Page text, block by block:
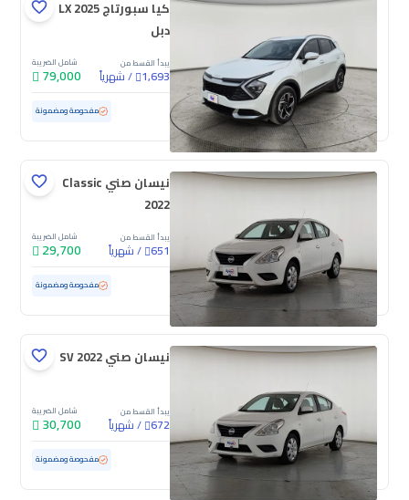
كيا سبورتاج LX 2025
دبل
يبدأ القسط من
1,693
/شهرياً
شامل الضريبة
79,000
مستعملة 34,344 كم ممشى قليل مفحوصة ومضمونة
نيسان صني Classic
2022
يبدأ القسط من
651
/شهرياً
شامل الضريبة
29,700
مستعملة 141,470 كم مفحوصة ومضمونة
نيسان صني SV 2022
يبدأ القسط من
672
/شهرياً
شامل الضريبة
30,700
مستعملة 131,890 كم مفحوصة ومضمونة